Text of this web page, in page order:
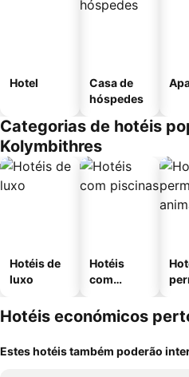
Hotel
Casa de
hóspedes
Categorias de hotéis
Kolymbithres
Hotéis de
luxo
Hotéis
com
Hotéis económicos
Estes hotéis também poderão